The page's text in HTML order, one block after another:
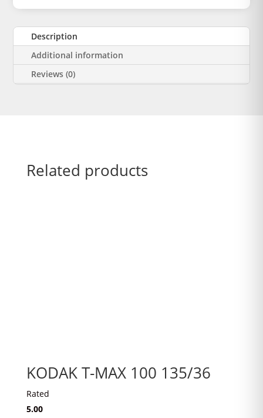
Description
Additional information
Reviews (0)
Related products
KODAK T-MAX 100 135/36
Rated
5.00